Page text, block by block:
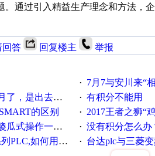
。通过引入精益生产理念和方法，
回答 回复楼主 举报
· 7月7与安川来“
祸所致:大家工作都要特别注意啊 · 有积分不能用
的区别 · 2017王者之狮“鸡”情签到
装，一键即可实现自动备份或还原系统。 · 没有积分怎么办
态王中可以自由输入！拜托各位大神了！ · 台达plc与三菱